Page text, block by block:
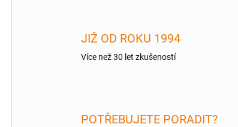
JIŽ OD ROKU 1994
Více než 30 let zkušeností
POTŘEBUJETE PORADIT?